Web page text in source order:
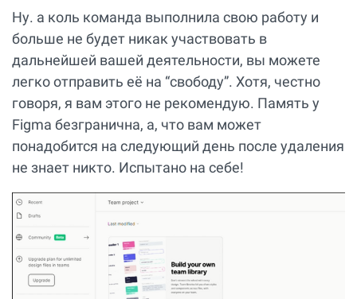
Ну. а коль команда выполнила свою работу и
больше не будет никак участвовать в
дальнейшей вашей деятельности, вы можете
легко отправить её на “свободу”. Хотя, честно
говоря, я вам этого не рекомендую. Память у
Figma безгранична, а, что вам может
понадобится на следующий день после удаления
не знает никто. Испытано на себе!